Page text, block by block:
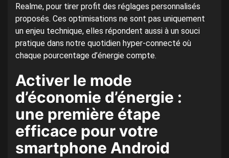
Realme, pour tirer profit des réglages personnalisés
proposés. Ces optimisations ne sont pas uniquement
un enjeu technique, elles répondent aussi à un souci
pratique dans notre quotidien hyper-connecté où
chaque pourcentage d’énergie compte.
Activer le mode
d’économie d’énergie :
une première étape
efficace pour votre
smartphone Android